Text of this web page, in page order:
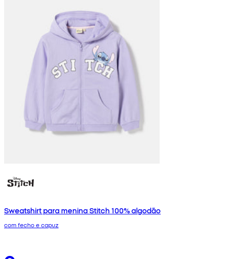
Sweatshirt para menina Stitch 100% algodão
com fecho e capuz